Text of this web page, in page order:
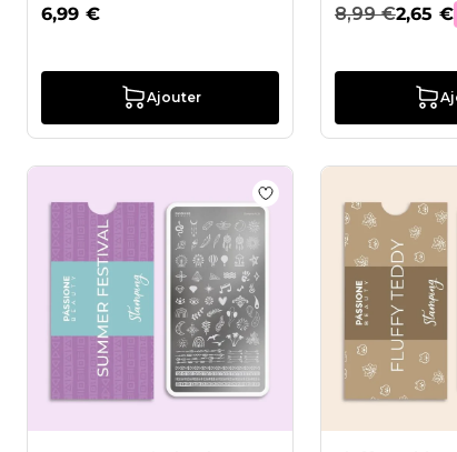
6,99 €
Ajouter
8,99 €2,65 €
Ajouter à la liste de